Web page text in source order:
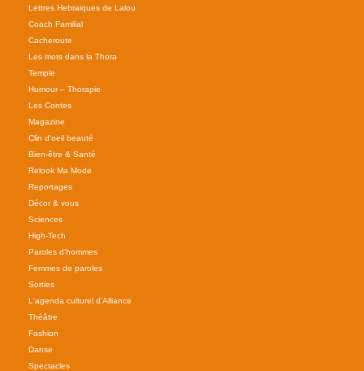
Lettres Hebraiques de Lalou
Coach Familial
Cacheroute
Les mots dans la Thora
Temple
Humour – Thorapie
Les Contes
Magazine
Clin d'oeil beauté
Bien-être & Santé
Relook Ma Mode
Reportages
Décor & vous
Sciences
High-Tech
Paroles d'hommes
Femmes de paroles
Sorties
L'agenda culturel d'Alliance
Théâtre
Fashion
Danse
Spectacles